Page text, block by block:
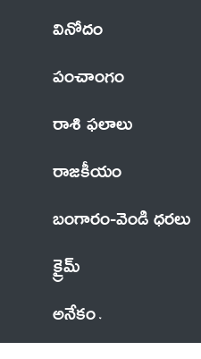
వినోదం
పంచాంగం
రాశి ఫలాలు
రాజకీయం
బంగారం-వెండి ధరలు
క్రైమ్
అనేకం